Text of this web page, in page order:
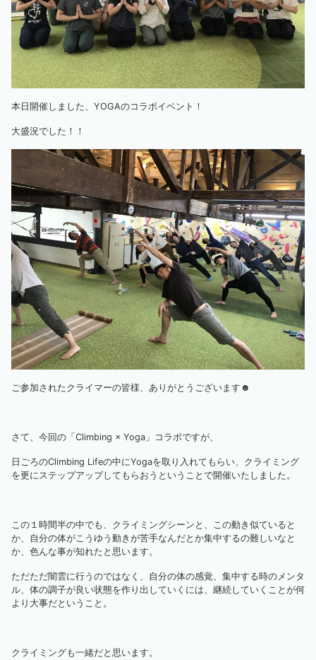
本日開催しました、YOGAのコラボイベント！
大盛況でした！！
ご参加されたクライマーの皆様、ありがとうございます☻
さて、今回の「Climbing × Yoga」コラボですが、
日ごろのClimbing Lifeの中にYogaを取り入れてもらい、クライミング
を更にステップアップしてもらおうということで開催いたしました。
この１時間半の中でも、クライミングシーンと、この動き似ていると
か、自分の体がこうゆう動きが苦手なんだとか集中するの難しいなと
か、色んな事が知れたと思います。
ただただ闇雲に行うのではなく、自分の体の感覚、集中する時のメンタ
ル、体の調子が良い状態を作り出していくには、継続していくことが何
より大事だということ。
クライミングも一緒だと思います。